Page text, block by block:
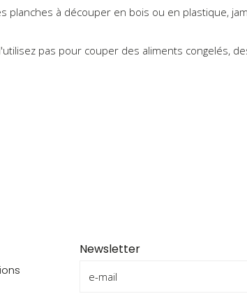
planches à découper en bois ou en plastique,
pas pour couper des aliments congelés,
Newsletter